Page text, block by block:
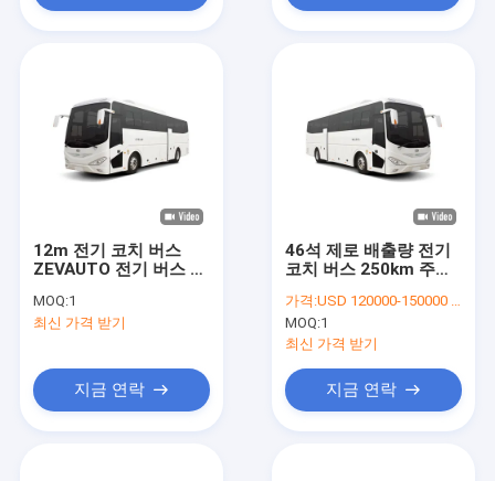
12m 전기 코치 버스
ZEVAUTO 전기 버스 공
MOQ:1
최신 가격 받기
지금 연락
46석 제로 배출량 전기
코치 버스 250km 주행
가격:USD 120000-150000 unit
MOQ:1
최신 가격 받기
지금 연락